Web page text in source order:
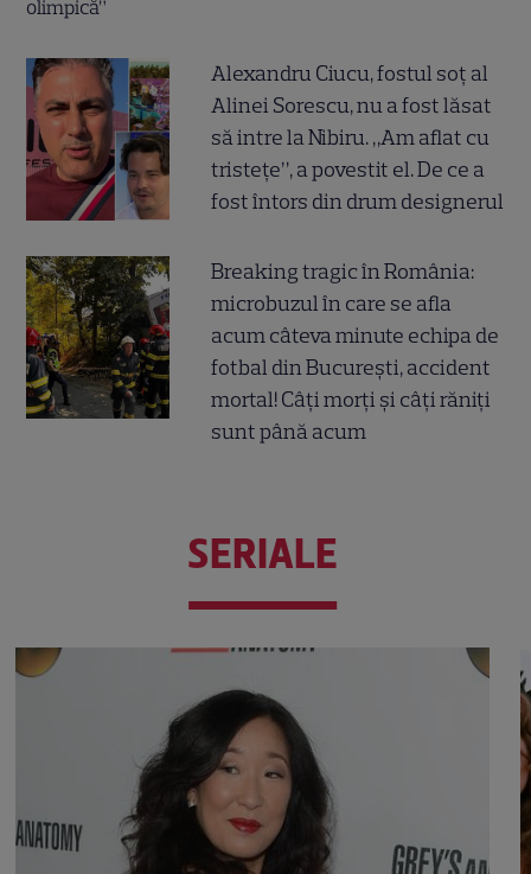
Alexandru Ciucu, fostul soț al
Alinei Sorescu, nu a fost lăsat
să intre la Nibiru. „Am aflat cu
tristețe”, a povestit el. De ce a
fost întors din drum designerul
Breaking tragic în România:
microbuzul în care se afla
acum câteva minute echipa de
fotbal din București, accident
mortal! Câți morți și câți răniți
sunt până acum
SERIALE